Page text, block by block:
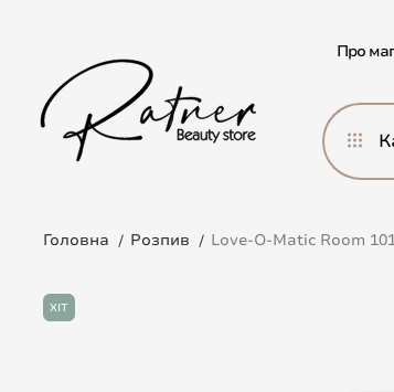
Про
Головна Розпив Love-O-Matic Room
ХІТ